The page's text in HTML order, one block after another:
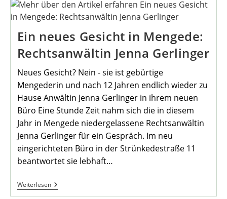
Bezirksvertretung
Mengede
Ein neues Gesicht in Mengede:
Rechtsanwältin Jenna Gerlinger
Neues Gesicht? Nein - sie ist gebürtige
Mengederin und nach 12 Jahren endlich wieder zu
Hause Anwältin Jenna Gerlinger in ihrem neuen
Büro Eine Stunde Zeit nahm sich die in diesem
Jahr in Mengede niedergelassene Rechtsanwältin
Jenna Gerlinger für ein Gespräch. Im neu
eingerichteten Büro in der Strünkedestraße 11
beantwortet sie lebhaft…
WeiterlesenEin
Neues